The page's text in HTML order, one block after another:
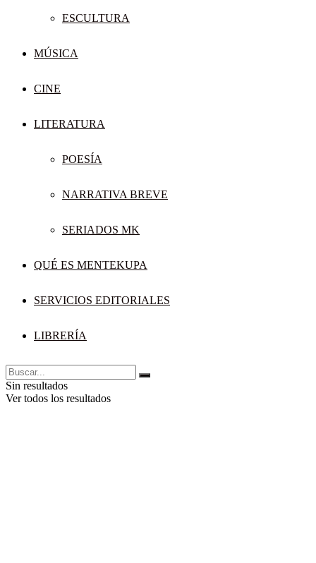
ESCULTURA
MÚSICA
CINE
LITERATURA
POESÍA
NARRATIVA BREVE
SERIADOS MK
QUÉ ES MENTEKUPA
SERVICIOS EDITORIALES
LIBRERÍA
Sin resultados
Ver todos los resultados